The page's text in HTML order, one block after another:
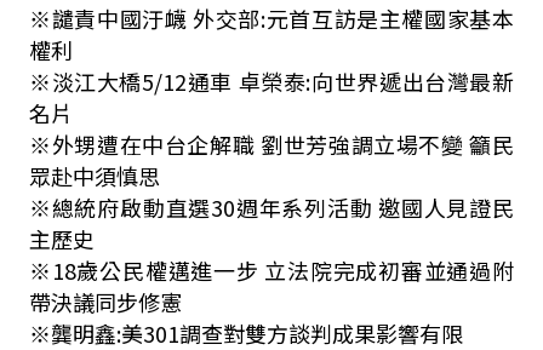
※譴責中國汙衊 外交部:元首互訪是主權國家基本
權利
※淡江大橋5/12通車 卓榮泰:向世界遞出台灣最新
名片
※外甥遭在中台企解職 劉世芳強調立場不變 籲民
眾赴中須慎思
※總統府啟動直選30週年系列活動 邀國人見證民
主歷史
※18歲公民權邁進一步 立法院完成初審並通過附
帶決議同步修憲
※龔明鑫:美301調查對雙方談判成果影響有限